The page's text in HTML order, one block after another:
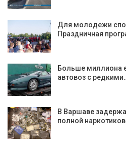
Для молодежи
Праздничная
Больше миллиона
автовоз с
В Варшаве
полной наркотиков